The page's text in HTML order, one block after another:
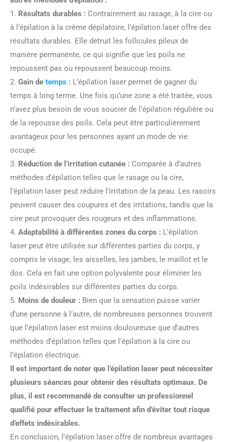
1. Résultats durables : Contrairement au rasage, à la cire ou
à l’épilation à la crème dépilatoire, l’épilation laser offre des
résultats durables. Elle détruit les follicules pileux de
manière permanente, ce qui signifie que les poils ne
repoussent pas ou repoussent beaucoup moins.
2. Gain de temps : L’épilation laser permet de gagner du
temps à long terme. Une fois qu’une zone a été traitée, vous
n’avez plus besoin de vous soucier de l’épilation régulière ou
de la repousse des poils. Cela peut être particulièrement
avantageux pour les personnes ayant un mode de vie
occupé.
3. Réduction de l’irritation cutanée : Comparée à d’autres
méthodes d’épilation telles que le rasage ou la cire,
l’épilation laser peut réduire l’irritation de la peau. Les rasoirs
peuvent causer des coupures et des irritations, tandis que la
cire peut provoquer des rougeurs et des inflammations.
4. Adaptabilité à différentes zones du corps : L’épilation
laser peut être utilisée sur différentes parties du corps, y
compris le visage, les aisselles, les jambes, le maillot et le
dos. Cela en fait une option polyvalente pour éliminer les
poils indésirables sur différentes parties du corps.
5. Moins de douleur : Bien que la sensation puisse varier
d’une personne à l’autre, de nombreuses personnes trouvent
que l’épilation laser est moins douloureuse que d’autres
méthodes d’épilation telles que l’épilation à la cire ou
l’épilation électrique.
Il est important de noter que l’épilation laser peut nécessiter
plusieurs séances pour obtenir des résultats optimaux. De
plus, il est recommandé de consulter un professionnel
qualifié pour effectuer le traitement afin d’éviter tout risque
d’effets indésirables.
En conclusion, l’épilation laser offre de nombreux avantages